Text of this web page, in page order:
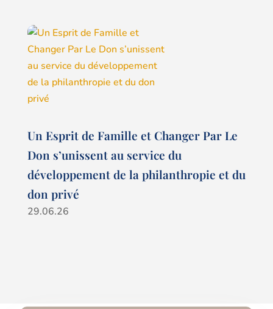
Un Esprit de Famille et Changer Par Le
Don s’unissent au service du
développement de la philanthropie et du
don privé
29.06.26